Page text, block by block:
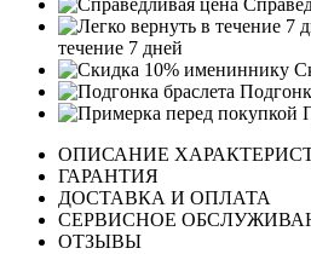
течение 7 дней
ОПИСАНИЕ
ГАРАНТИЯ
ДОСТАВКА И ОПЛАТА
СЕРВИСНОЕ
ОТЗЫВЫ